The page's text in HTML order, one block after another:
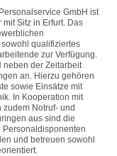
GmbH ist
Sitz in Erfurt. Das
qualifiziertes
zur Verfügung.
neben der Zeitarbeit
an. Hierzu gehören
sowie Einsätze mit
In Kooperation mit
Notruf- und
aus sind die
Personaldisponenten
und betreuen sowohl